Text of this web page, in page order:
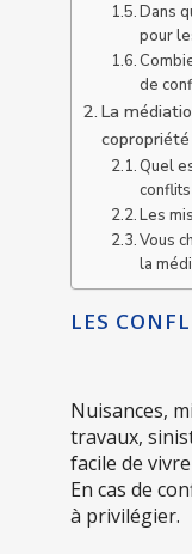
Dans
pour
de
La
copropriété
Quel
conflits
Les
Vous
la
LES
Nuisances,
travaux,
facile de
En cas de
à privilégier.